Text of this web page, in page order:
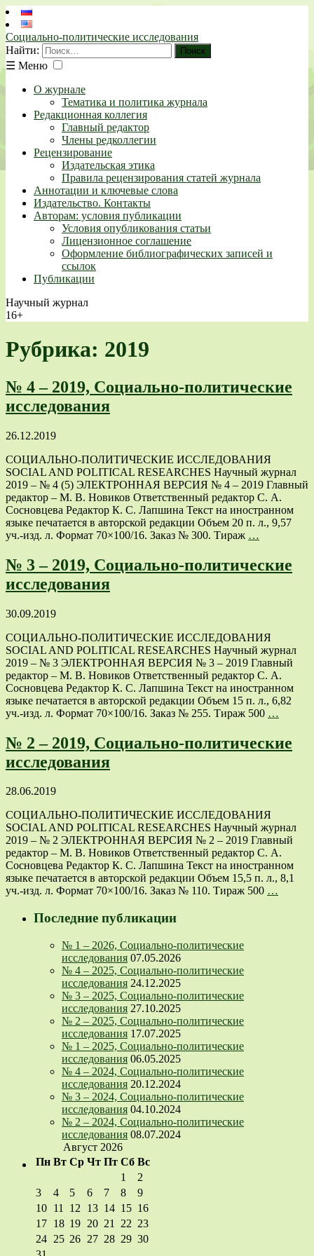
Социально-политические исследования
Найти:
☰ Меню
О журнале
Тематика и политика журнала
Редакционная коллегия
Главный редактор
Члены редколлегии
Рецензирование
Издательская этика
Правила рецензирования статей журнала
Аннотации и ключевые слова
Издательство. Контакты
Авторам: условия публикации
Условия опубликования статьи
Лицензионное соглашение
Оформление библиографических записей и
ссылок
Публикации
Научный журнал
16+
Рубрика: 2019
№ 4 – 2019, Социально-политические
исследования
26.12.2019
СОЦИАЛЬНО-ПОЛИТИЧЕСКИЕ ИССЛЕДОВАНИЯ
SOCIAL AND POLITICAL RESEARCHES Научный журнал
2019 – № 4 (5) ЭЛЕКТРОННАЯ ВЕРСИЯ № 4 – 2019 Главный
редактор – М. В. Новиков Ответственный редактор С. А.
Сосновцева Редактор К. С. Лапшина Текст на иностранном
языке печатается в авторской редакции Объем 20 п. л., 9,57
уч.-изд. л. Формат 70×100/16. Заказ № 300. Тираж …
№ 3 – 2019, Социально-политические
исследования
30.09.2019
СОЦИАЛЬНО-ПОЛИТИЧЕСКИЕ ИССЛЕДОВАНИЯ
SOCIAL AND POLITICAL RESEARCHES Научный журнал
2019 – № 3 ЭЛЕКТРОННАЯ ВЕРСИЯ № 3 – 2019 Главный
редактор – М. В. Новиков Ответственный редактор С. А.
Сосновцева Редактор К. С. Лапшина Текст на иностранном
языке печатается в авторской редакции Объем 15 п. л., 6,82
уч.-изд. л. Формат 70×100/16. Заказ № 255. Тираж 500 …
№ 2 – 2019, Социально-политические
исследования
28.06.2019
СОЦИАЛЬНО-ПОЛИТИЧЕСКИЕ ИССЛЕДОВАНИЯ
SOCIAL AND POLITICAL RESEARCHES Научный журнал
2019 – № 2 ЭЛЕКТРОННАЯ ВЕРСИЯ № 2 – 2019 Главный
редактор – М. В. Новиков Ответственный редактор С. А.
Сосновцева Редактор К. С. Лапшина Текст на иностранном
языке печатается в авторской редакции Объем 15,5 п. л., 8,1
уч.-изд. л. Формат 70×100/16. Заказ № 110. Тираж 500 …
Последние публикации
№ 1 – 2026, Социально-политические
исследования 07.05.2026
№ 4 – 2025, Социально-политические
исследования 24.12.2025
№ 3 – 2025, Социально-политические
исследования 27.10.2025
№ 2 – 2025, Социально-политические
исследования 17.07.2025
№ 1 – 2025, Социально-политические
исследования 06.05.2025
№ 4 – 2024, Социально-политические
исследования 20.12.2024
№ 3 – 2024, Социально-политические
исследования 04.10.2024
№ 2 – 2024, Социально-политические
исследования 08.07.2024
Август 2026
Пн Вт Ср Чт Пт Сб Вс
1
2
3
4 5 6 7 8
9
10 11 12 13 14 15 16
17 18 19 20 21 22 23
24 25 26 27 28 29 30